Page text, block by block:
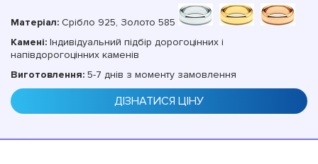
Матеріал: Срібло 925, Золото 585
Камені: Індивідуальний підбір дорогоцінних і
напівдорогоцінних каменів
Виготовлення: 5-7 днів з моменту замовлення
ДІЗНАТИСЯ ЦІНУ